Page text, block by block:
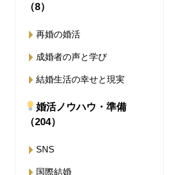
（8）
再婚の婚活
成婚者の声と学び
結婚生活の幸せと現実
婚活ノウハウ・準備
（204）
SNS
国際結婚